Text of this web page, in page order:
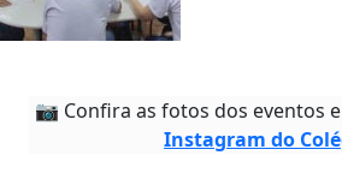
📷 Confira as fotos dos eventos
Instagram do